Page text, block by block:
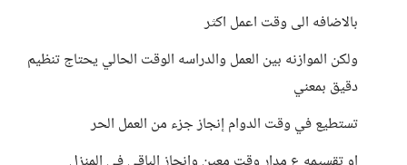
بالاضافه الى وقت اعمل اكثر
ولكن الموازنه بين العمل والدراسه الوقت الحالي يحتاج تنظيم
دقيق بمعني
تستطيع في وقت الدوام إنجاز جزء من العمل الحر